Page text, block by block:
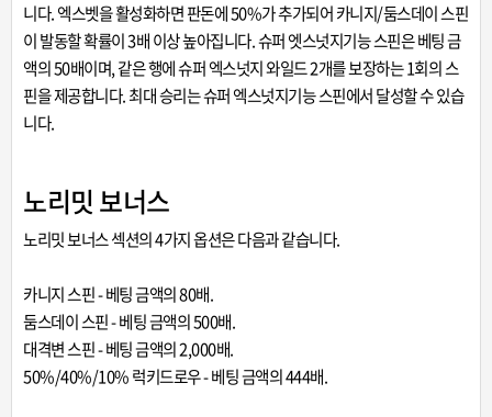
니다. 엑스벳을 활성화하면 판돈에 50%가 추가되어 카니지/둠스데이 스핀
이 발동할 확률이 3배 이상 높아집니다. 슈퍼 엣스넛지기능 스핀은 베팅 금
액의 50배이며, 같은 행에 슈퍼 엑스넛지 와일드 2개를 보장하는 1회의 스
핀을 제공합니다. 최대 승리는 슈퍼 엑스넛지기능 스핀에서 달성할 수 있습
니다.
노리밋 보너스
노리밋 보너스 섹션의 4가지 옵션은 다음과 같습니다.
카니지 스핀 - 베팅 금액의 80배.
둠스데이 스핀 - 베팅 금액의 500배.
대격변 스핀 - 베팅 금액의 2,000배.
50%/40%/10% 럭키드로우 - 베팅 금액의 444배.